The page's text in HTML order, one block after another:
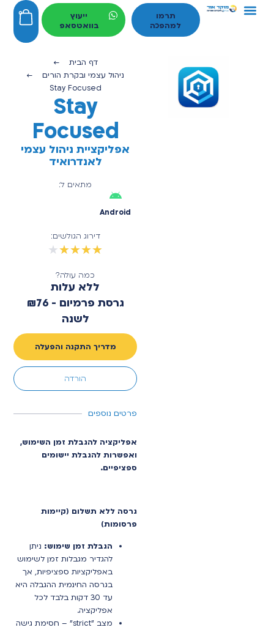
תרמו
למהפכה
ייעוץ
בוואטסאפ
0
דף הבית
←
ניהול עצמי ובקרת הורים
←
Stay Focused
Stay
Focused
אפליקציית ניהול עצמי
לאנדרואיד
מתאים ל:
Android
דירוג הגולשים:
★
★
★
★
כמה עולה?
ללא עלות
גרסת פרמיום - ₪76
לשנה
מדריך התקנה והפעלה
הורדה
פרטים נוספים
אפליקציה להגבלת זמן השימוש,
ואפשרות להגבלת יישומים
ספציפיים.
גרסה ללא תשלום (קיימות
פרסומות)
הגבלת זמן שימוש:ניתן
להגדיר מגבלות זמן לשימוש
באפליקציות ספציפיות, אך
בגרסה החינמית ההגבלה היא
עד 30 דקות בלבד לכל
אפליקציה.
מצב "strict" – חסימת גישה